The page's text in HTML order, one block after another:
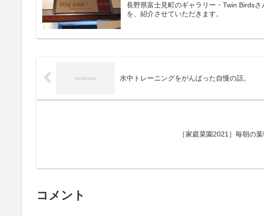
長野県富士見町のギャラリー・Twin Birds
を、紹介させていただきます。
水中トレーニングをがんばった自慢の話。
［家庭菜園2021］毎朝の
コメント